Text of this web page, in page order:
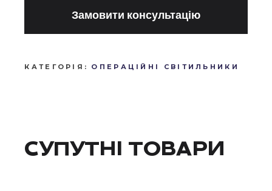
Замовити консультацію
КАТЕГОРІЯ: ОПЕРАЦІЙНІ СВІТИЛЬНИКИ
СУПУТНІ ТОВАРИ